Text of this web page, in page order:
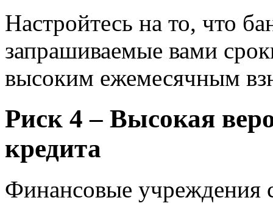
Настройтесь на то, что
запрашиваемые вами
высоким ежемесячным
Риск 4 – Высокая
кредита
Финансовые учреждения